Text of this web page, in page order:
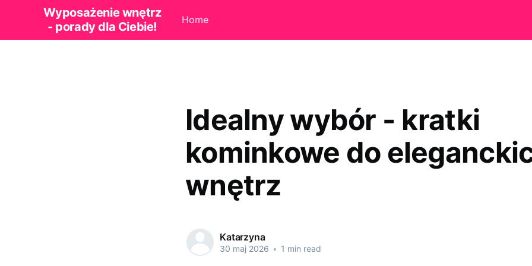
Wyposażenie wnętrz
- porady dla Ciebie!
Home
Idealny wybór - kratki
kominkowe do
wnętrz
Katarzyna
30 maj 2026 • 1 min read